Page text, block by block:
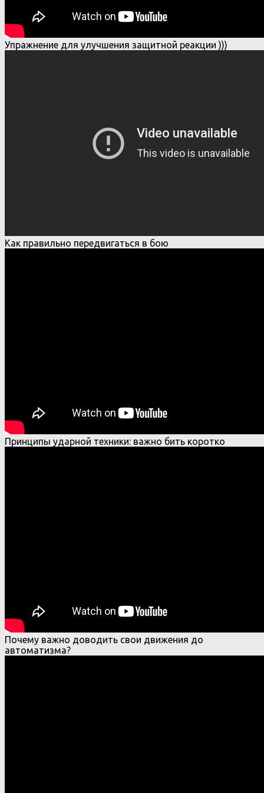
Упражнение для улучшения защитной реакции )))
Как правильно передвигаться в бою
Принципы ударной техники: важно бить коротко
Почему важно доводить свои движения до
автоматизма?